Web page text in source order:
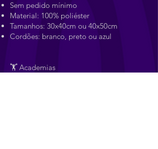
Sem pedido mínimo
Material: 100% poliéster
Tamanhos: 30x40cm ou 40x50cm
Cordões: branco, preto ou azul
🏋️ Academias